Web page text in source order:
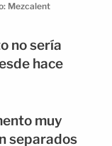
Mezcalent
no sería
hace
muy
separados